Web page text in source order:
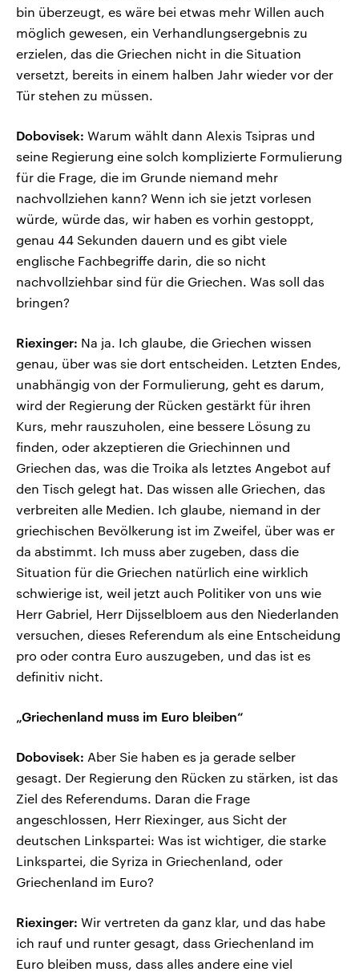
bin überzeugt, es wäre bei etwas mehr Willen auch
möglich gewesen, ein Verhandlungsergebnis zu
erzielen, das die Griechen nicht in die Situation
versetzt, bereits in einem halben Jahr wieder vor der
Tür stehen zu müssen.
Dobovisek: Warum wählt dann Alexis Tsipras und
seine Regierung eine solch komplizierte Formulierung
für die Frage, die im Grunde niemand mehr
nachvollziehen kann? Wenn ich sie jetzt vorlesen
würde, würde das, wir haben es vorhin gestoppt,
genau 44 Sekunden dauern und es gibt viele
englische Fachbegriffe darin, die so nicht
nachvollziehbar sind für die Griechen. Was soll das
bringen?
Riexinger: Na ja. Ich glaube, die Griechen wissen
genau, über was sie dort entscheiden. Letzten Endes,
unabhängig von der Formulierung, geht es darum,
wird der Regierung der Rücken gestärkt für ihren
Kurs, mehr rauszuholen, eine bessere Lösung zu
finden, oder akzeptieren die Griechinnen und
Griechen das, was die Troika als letztes Angebot auf
den Tisch gelegt hat. Das wissen alle Griechen, das
verbreiten alle Medien. Ich glaube, niemand in der
griechischen Bevölkerung ist im Zweifel, über was er
da abstimmt. Ich muss aber zugeben, dass die
Situation für die Griechen natürlich eine wirklich
schwierige ist, weil jetzt auch Politiker von uns wie
Herr Gabriel, Herr Dijsselbloem aus den Niederlanden
versuchen, dieses Referendum als eine Entscheidung
pro oder contra Euro auszugeben, und das ist es
definitiv nicht.
„Griechenland muss im Euro bleiben“
Dobovisek: Aber Sie haben es ja gerade selber
gesagt. Der Regierung den Rücken zu stärken, ist das
Ziel des Referendums. Daran die Frage
angeschlossen, Herr Riexinger, aus Sicht der
deutschen Linkspartei: Was ist wichtiger, die starke
Linkspartei, die Syriza in Griechenland, oder
Griechenland im Euro?
Riexinger: Wir vertreten da ganz klar, und das habe
ich rauf und runter gesagt, dass Griechenland im
Euro bleiben muss, dass alles andere eine viel